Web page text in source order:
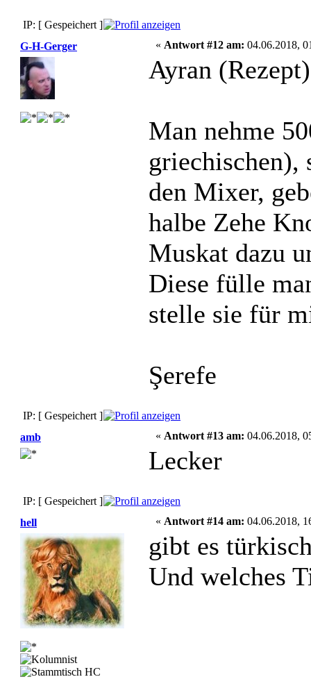
IP: [ Gespeichert ]
G-H-Gerger
« Antwort #12 am: 04.06.2018,
Ayran (Rezept)
Man nehme
griechischen),
den Mixer,
halbe Zehe
Muskat dazu
Diese fülle
stelle sie für
Şerefe
IP: [ Gespeichert ]
amb
« Antwort #13 am: 04.06.2018,
Lecker
IP: [ Gespeichert ]
hell
« Antwort #14 am: 04.06.2018,
gibt es
Und welches